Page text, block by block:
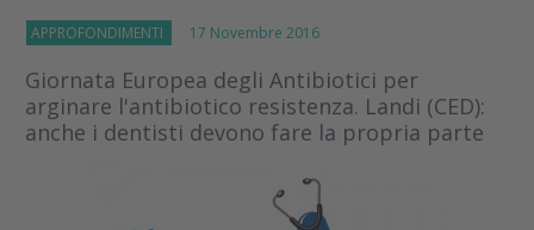
APPROFONDIMENTI 17 Novembre 2016
Giornata Europea degli Antibiotici per
arginare l'antibiotico resistenza. Landi (CED):
anche i dentisti devono fare la propria parte